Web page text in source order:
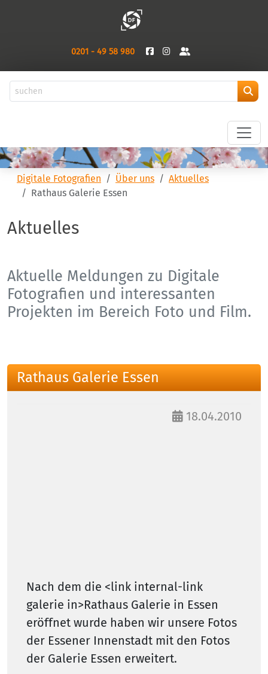
0201 - 49 58 980
Digitale Fotografien Über uns
Aktuelles
Rathaus Galerie Essen
Aktuelles
Aktuelle Meldungen zu Digitale
Fotografien und interessanten
Projekten im Bereich Foto und Film.
Rathaus Galerie Essen
18.04.2010
Nach dem die <link internal-link
galerie in>Rathaus Galerie in Essen
eröffnet wurde haben wir unsere Fotos
der Essener Innenstadt mit den Fotos
der Galerie Essen erweitert.